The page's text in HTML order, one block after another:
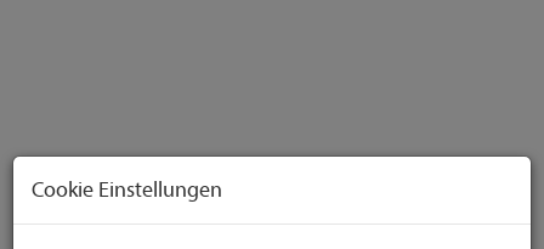
Cookie Einstellungen